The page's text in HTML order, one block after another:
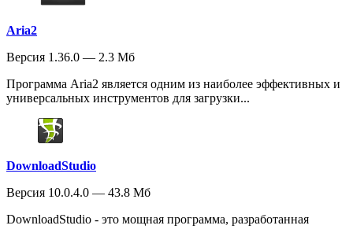
Aria2
Версия 1.36.0 — 2.3 Мб
Программа Aria2 является одним из наиболее эффективных и
универсальных инструментов для загрузки...
DownloadStudio
Версия 10.0.4.0 — 43.8 Мб
DownloadStudio - это мощная программа, разработанная